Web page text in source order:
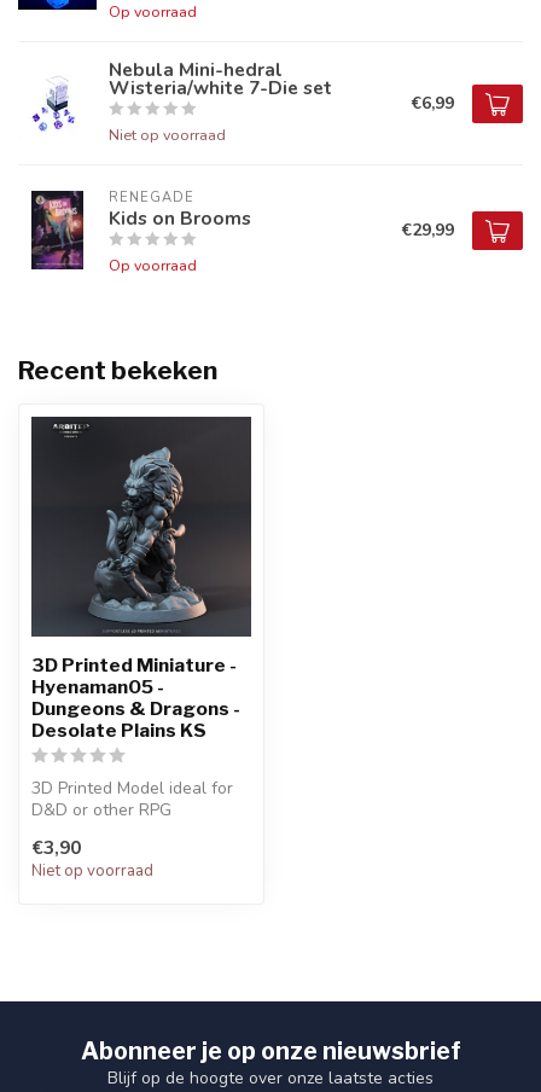
Op voorraad
Nebula Mini-hedral
Wisteria/white 7-Die set
Niet op voorraad
€6,99
RENEGADE
Kids on Brooms
Op voorraad
€29,99
Recent bekeken
3D Printed Miniature -
Hyenaman05 -
Dungeons & Dragons -
Desolate Plains KS
3D Printed Model ideal for
D&D or other RPG
€3,90
Niet op voorraad
Abonneer je op onze nieuwsbrief
Blijf op de hoogte over onze laatste acties